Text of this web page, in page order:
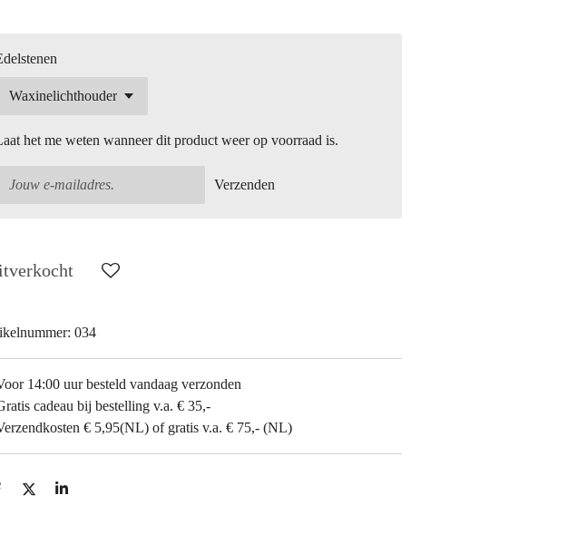
het me weten wanneer dit product weer op voorraad is.
Verzenden
034
14:00 uur besteld vandaag verzonden
cadeau bij bestelling v.a. € 35,-
€ 5,95(NL) of gratis v.a. € 75,- (NL)
D
S